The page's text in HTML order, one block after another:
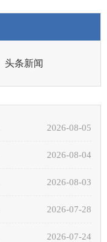
头条新闻
2026-08-05
2026-08-04
2026-08-03
2026-07-28
2026-07-24